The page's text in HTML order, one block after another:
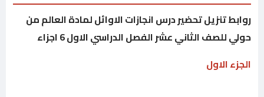
روابط تنزيل تحضير درس انجازات الاوائل لمادة العالم من
حولي للصف الثاني عشر الفصل الدراسي الاول 6 اجزاء
الجزء الاول